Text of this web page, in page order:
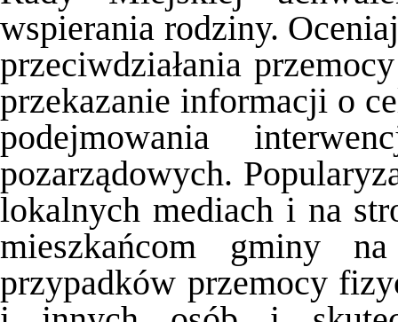
wspierania rodziny.
przeciwdziałania
przekazanie informacji o
podejmowania
pozarządowych.
lokalnych mediach i na
mieszkańcom gminy
przypadków przemocy